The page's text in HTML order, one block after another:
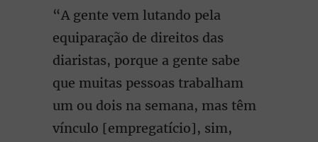
“A gente vem lutando pela
equiparação de direitos das
diaristas, porque a gente sabe
que muitas pessoas trabalham
um ou dois na semana, mas têm
vínculo [empregatício], sim,